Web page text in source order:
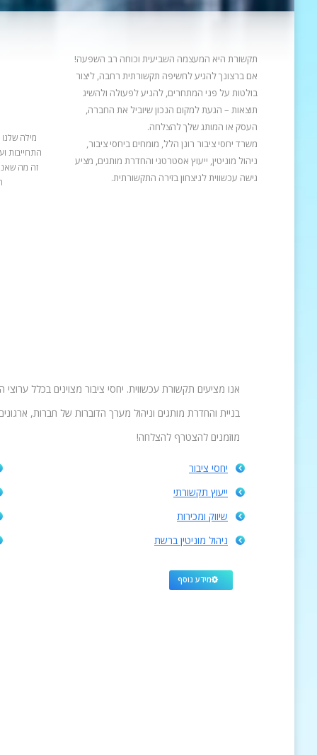
מילה
התחייבות
זה מה
תקשורת היא המעצמה השביעית וכוחה רב השפעה!
אם ברצונך להגיע לחשיפה תקשורתית רחבה, ליצור
בולטות על פני המתחרים, להניעלפעולה ולהשיג
תוצאות – הגעת למקום הנכון שיוביל את החברה,
העסק או המותג שלך להצלחה.
משרד יחסי ציבור רונן הלל, מומחים ביחסי ציבור,
ניהול מוניטין, ייעוץ אסטרטגי והחדרת מותגים, מציע
גישה עכשווית לניצחון בזירה התקשורתית.
אנו מציעים תקשורת עכשווית. יחסי ציבור מצוינים בכלל
בניית והחדרת מותגים וניהול מערך הדוברות של חברות,
מוזמנים להצטרף להצלחה!
יחסי ציבור
ייעוץ תקשורתי
שיווק ומכירות
ניהול מוניטין ברשת
מידע נוסף